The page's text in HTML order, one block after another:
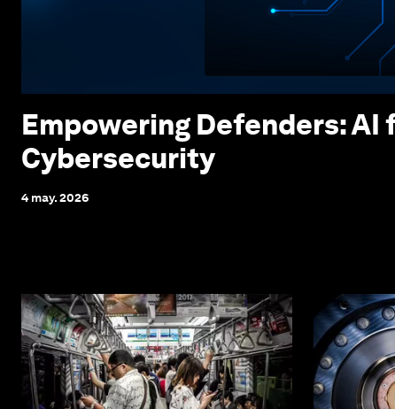
Empowering Defenders: AI
Cybersecurity
4 may. 2026